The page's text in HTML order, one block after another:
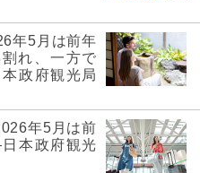
年5月は前年
れ、一方で
政府観光局
年5月は前
本政府観光